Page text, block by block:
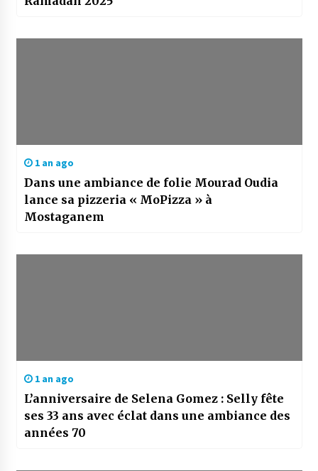
1 an ago
Dans une ambiance de folie Mourad Oudia
lance sa pizzeria « MoPizza » à
Mostaganem
1 an ago
L’anniversaire de Selena Gomez : Selly fête
ses 33 ans avec éclat dans une ambiance des
années 70